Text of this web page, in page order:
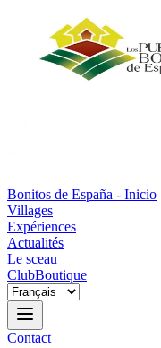
Bonitos de España - Inicio
Villages
Expériences
Actualités
Le sceau
ClubBoutique
Contact